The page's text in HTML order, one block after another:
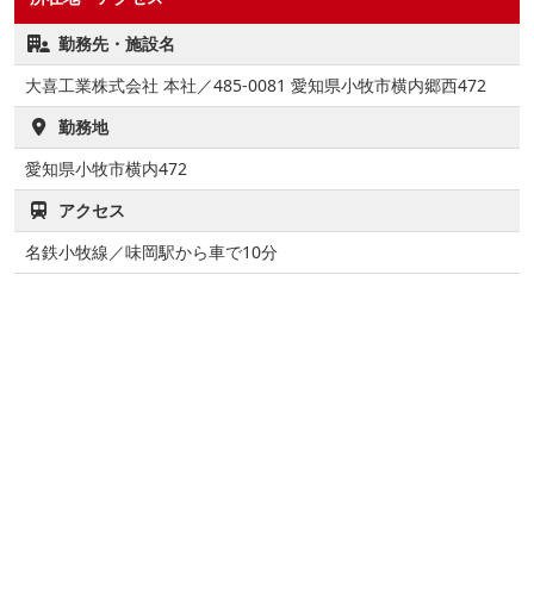
勤務先・施設名
大喜工業株式会社 本社／485-0081 愛知県小牧市横内郷西472
勤務地
愛知県小牧市横内472
アクセス
名鉄小牧線／味岡駅から車で10分